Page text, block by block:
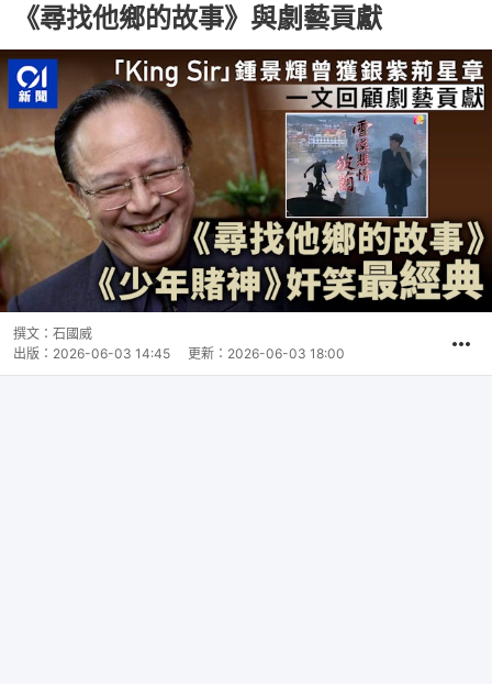
《尋找他鄉的故事》與劇藝貢獻
撰文： 石國威
出版： 2026-06-03 14:45 更新： 2026-06-03 18:00